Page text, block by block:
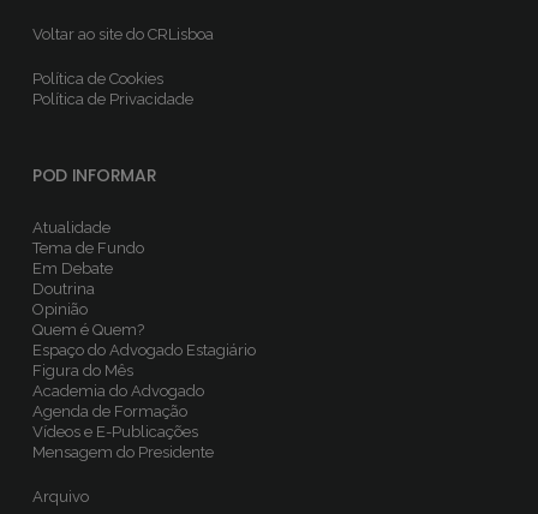
Voltar ao site do CRLisboa
Política de Cookies
Política de Privacidade
POD INFORMAR
Atualidade
Tema de Fundo
Em Debate
Doutrina
Opinião
Quem é Quem?
Espaço do Advogado Estagiário
Figura do Mês
Academia do Advogado
Agenda de Formação
Vídeos e E-Publicações
Mensagem do Presidente
Arquivo